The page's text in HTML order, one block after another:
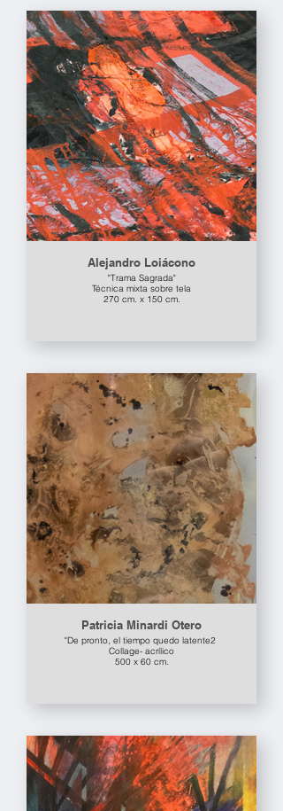
Alejandro Loiácono
"Trama Sagrada"
Técnica mixta sobre tela
270 cm. x 150 cm.
Patricia Minardi Otero
"De pronto, el tiempo quedo latente2
Collage- acrílico
500 x 60 cm.